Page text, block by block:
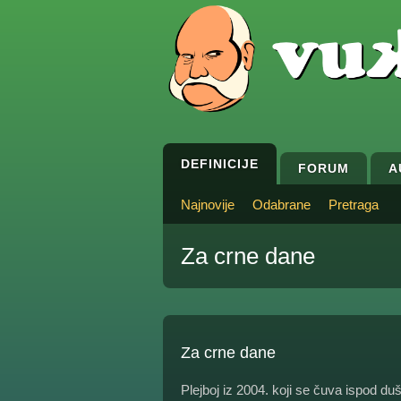
DEFINICIJE FORUM
Najnovije Odabrane Pretraga
Za crne dane
Za crne dane
Plejboj iz 2004. koji se čuva ispod